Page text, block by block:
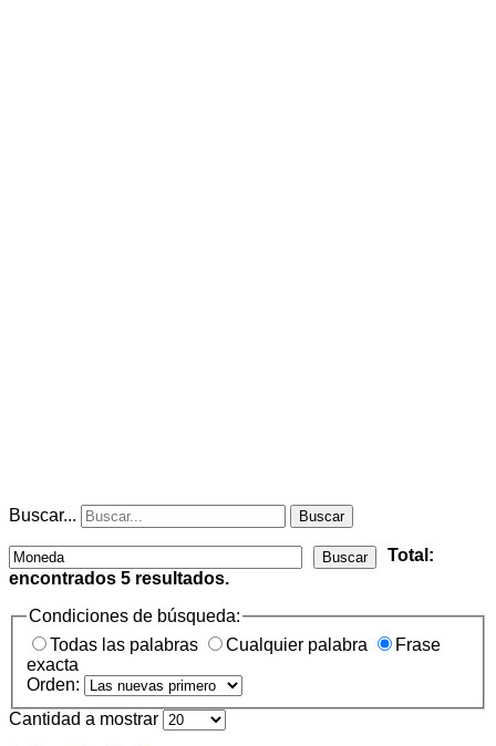
Buscar... Buscar
Buscar
Total:
encontrados 5 resultados.
Condiciones de búsqueda:
Todas las palabras
Cualquier palabra
Frase
exacta
Orden:
Cantidad a mostrar